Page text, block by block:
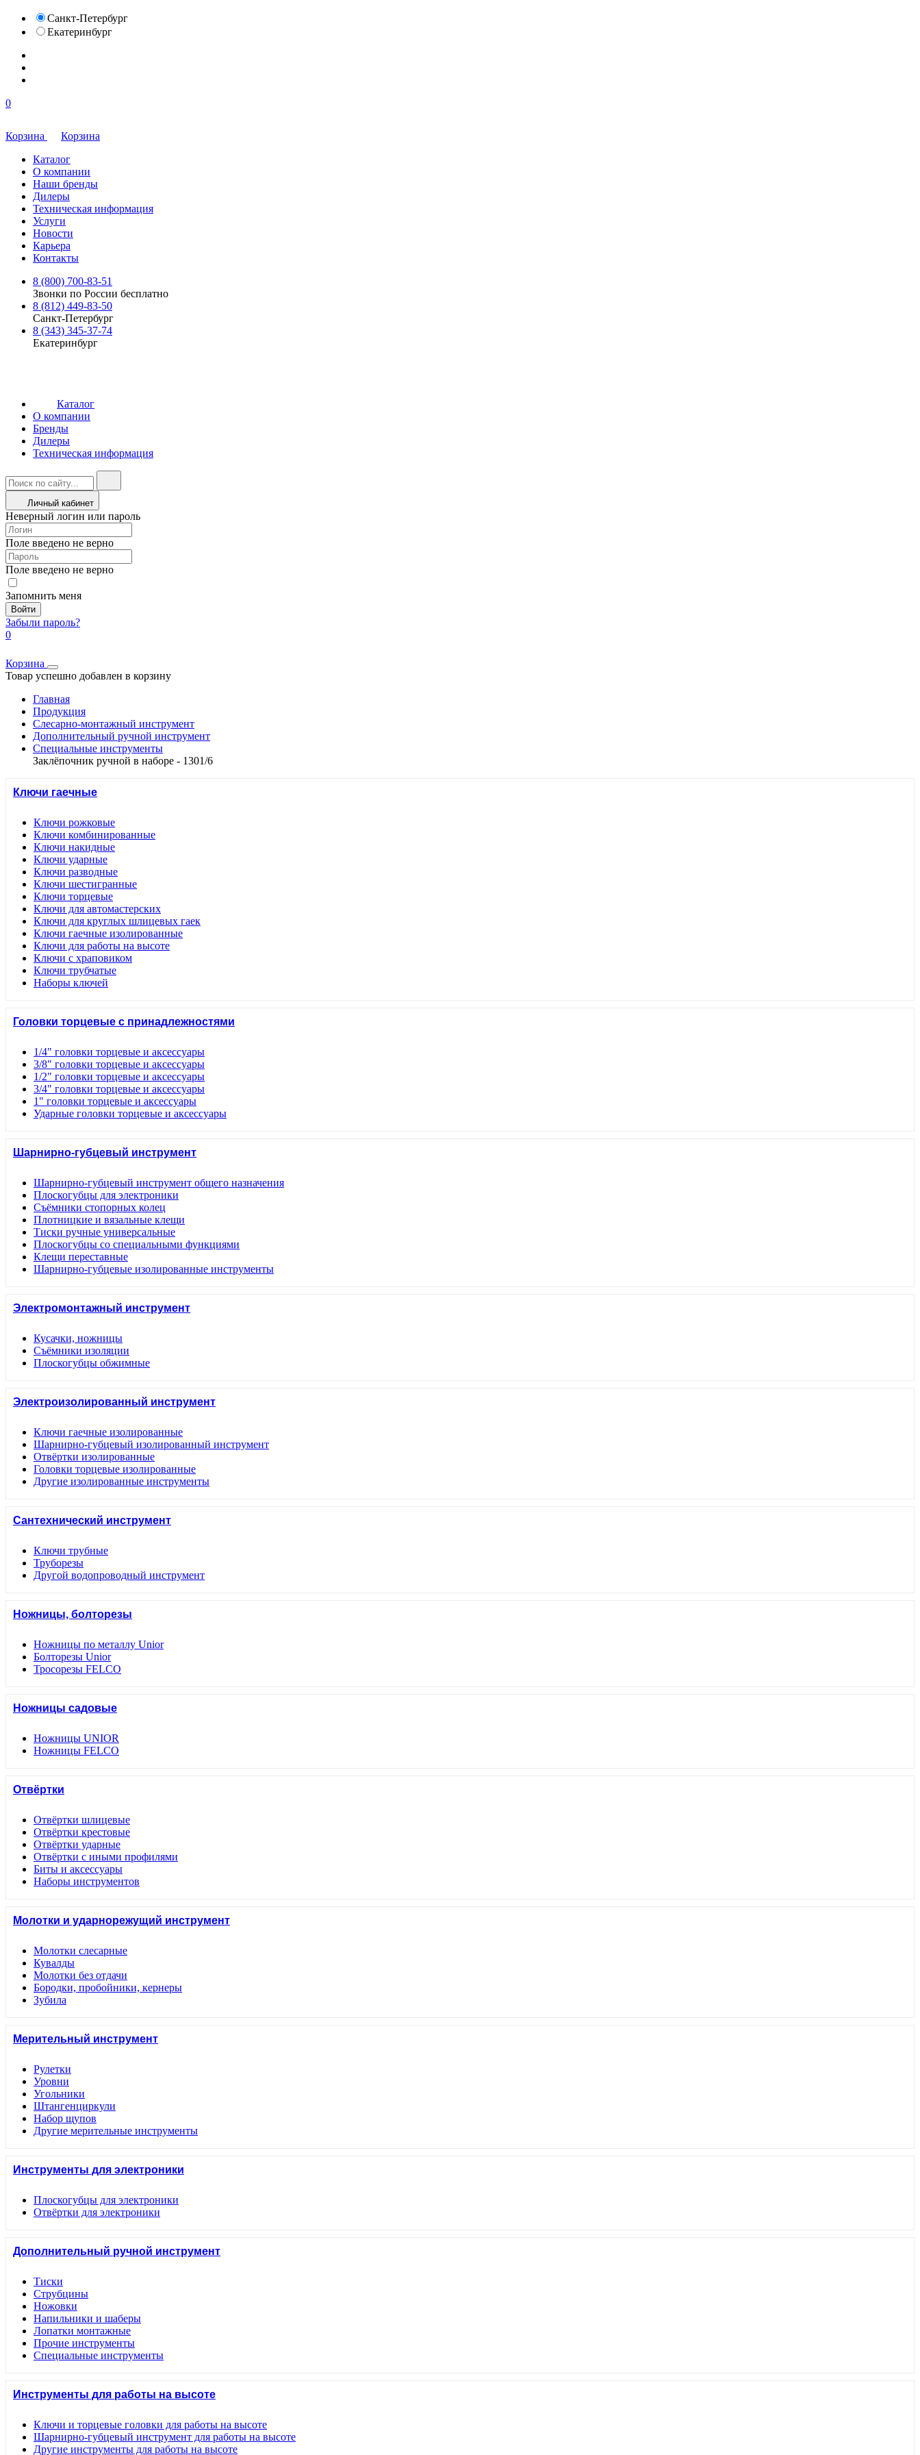
Санкт-Петербург
Екатеринбург
0
Корзина
Корзина
Каталог
О компании
Наши бренды
Дилеры
Техническая информация
Услуги
Новости
Карьера
Контакты
8 (800) 700-83-51
Звонки по России бесплатно
8 (812) 449-83-50
Санкт-Петербург
8 (343) 345-37-74
Екатеринбург
Каталог
О компании
Бренды
Дилеры
Техническая информация
Личный кабинет
Неверный логин или пароль
Поле введено не верно
Поле введено не верно
Запомнить меня
Войти
Забыли пароль?
0
Корзина
Товар успешно добавлен в корзину
Главная
Продукция
Слесарно-монтажный инструмент
Дополнительный ручной инструмент
Специальные инструменты
Заклёпочник ручной в наборе - 1301/6
Ключи гаечные
Ключи рожковые
Ключи комбинированные
Ключи накидные
Ключи ударные
Ключи разводные
Ключи шестигранные
Ключи торцевые
Ключи для автомастерских
Ключи для круглых шлицевых гаек
Ключи гаечные изолированные
Ключи для работы на высоте
Ключи с храповиком
Ключи трубчатые
Наборы ключей
Головки торцевые с принадлежностями
1/4" головки торцевые и аксессуары
3/8" головки торцевые и аксессуары
1/2" головки торцевые и аксессуары
3/4" головки торцевые и аксессуары
1" головки торцевые и аксессуары
Ударные головки торцевые и аксессуары
Шарнирно-губцевый инструмент
Шарнирно-губцевый инструмент общего назначения
Плоскогубцы для электроники
Съёмники стопорных колец
Плотницкие и вязальные клещи
Тиски ручные универсальные
Плоскогубцы со специальными функциями
Клещи переставные
Шарнирно-губцевые изолированные инструменты
Электромонтажный инструмент
Кусачки, ножницы
Съёмники изоляции
Плоскогубцы обжимные
Электроизолированный инструмент
Ключи гаечные изолированные
Шарнирно-губцевый изолированный инструмент
Отвёртки изолированные
Головки торцевые изолированные
Другие изолированные инструменты
Сантехнический инструмент
Ключи трубные
Труборезы
Другой водопроводный инструмент
Ножницы, болторезы
Ножницы по металлу Unior
Болторезы Unior
Тросорезы FELCO
Ножницы садовые
Ножницы UNIOR
Ножницы FELCO
Отвёртки
Отвёртки шлицевые
Отвёртки крестовые
Отвёртки ударные
Отвёртки с иными профилями
Биты и аксессуары
Наборы инструментов
Молотки и ударнорежущий инструмент
Молотки слесарные
Кувалды
Молотки без отдачи
Бородки, пробойники, кернеры
Зубила
Мерительный инструмент
Рулетки
Уровни
Угольники
Штангенциркули
Набор щупов
Другие мерительные инструменты
Инструменты для электроники
Плоскогубцы для электроники
Отвёртки для электроники
Дополнительный ручной инструмент
Тиски
Струбцины
Ножовки
Напильники и шаберы
Лопатки монтажные
Прочие инструменты
Специальные инструменты
Инструменты для работы на высоте
Ключи и торцевые головки для работы на высоте
Шарнирно-губцевый инструмент для работы на высоте
Другие инструменты для работы на высоте